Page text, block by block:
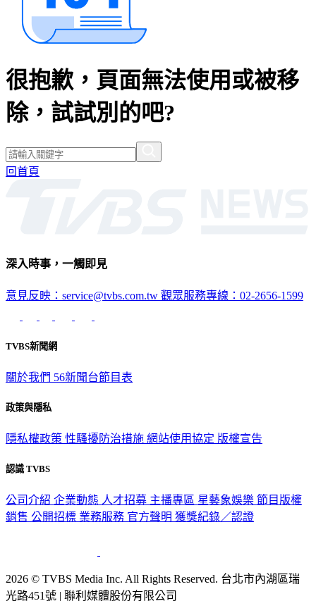
很抱歉，頁面無法使用或被移
除，試試別的吧?
回首頁
深入時事，一觸即見
意見反映：service@tvbs.com.tw 觀眾服務專線：02-2656-1599
TVBS新聞網
關於我們 56新聞台節目表
政策與隱私
隱私權政策 性騷擾防治措施 網站使用協定 版權宣告
認識 TVBS
公司介紹 企業動態 人才招募 主播專區 星藝象娛樂 節目版權
銷售 公開招標 業務服務 官方聲明 獲獎紀錄／認證
2026 © TVBS Media Inc. All Rights Reserved. 台北市內湖區瑞
光路451號 | 聯利媒體股份有限公司